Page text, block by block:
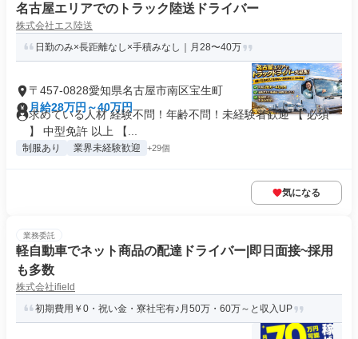
名古屋エリアでのトラック陸送ドライバー
株式会社エス陸送
日勤のみ×長距離なし×手積みなし｜月28〜40万
〒457-0828愛知県名古屋市南区宝生町
月給28万円～40万円
求めている人材 経験不問！年齢不問！未経験者歓迎 【 必須
】 中型免許 以上 【...
制服あり 業界未経験歓迎 +29個
気になる
業務委託
軽自動車でネット商品の配達ドライバー|即日面接~採用
も多数
株式会社ifield
初期費用￥0・祝い金・寮社宅有♪月50万・60万～と収入UP